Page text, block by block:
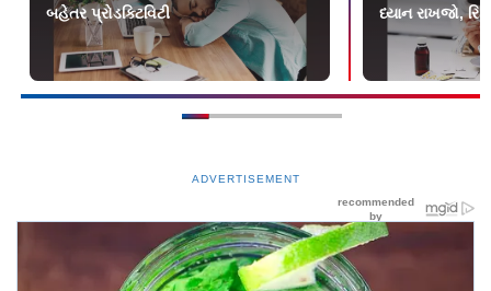
બહેતર પ્રોડક્ટિવિટી
ધ્યાન રાખજો,
ADVERTISEMENT